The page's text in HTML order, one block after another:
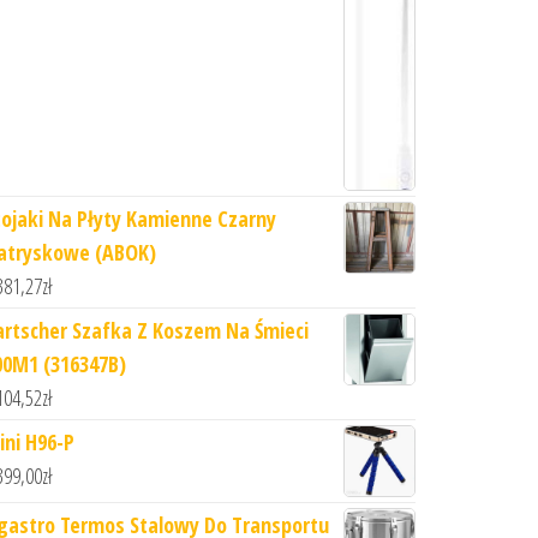
Na Płyty Kamienne Czarny
(ABOK)
zł
Szafka Z Koszem Na Śmieci
(316347B)
zł
H96-P
zł
Termos Stalowy Do Transportu